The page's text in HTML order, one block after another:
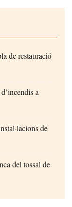
de restauració
a
de
del tossal de